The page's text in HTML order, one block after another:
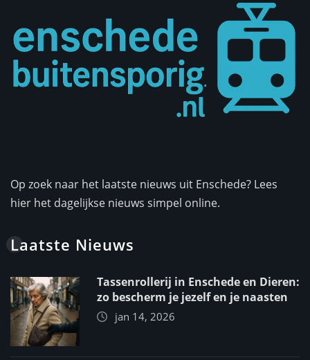
Op zoek naar het laatste nieuws uit Enschede? Lees
hier het dagelijkse nieuws simpel online.
Laatste Nieuws
Tassenrollerij in Enschede en Dieren:
zo bescherm je jezelf en je naasten
jan 14, 2026